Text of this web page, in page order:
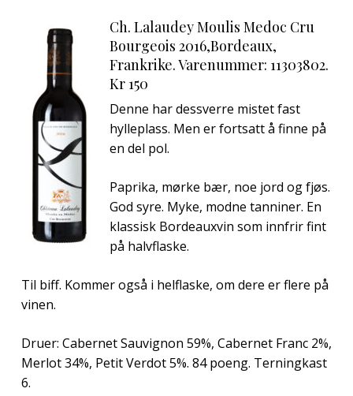
Ch. Lalaudey Moulis Medoc Cru
Bourgeois 2016,Bordeaux,
Frankrike. Varenummer: 11303802.
Kr 150
Denne har dessverre mistet fast
hylleplass. Men er fortsatt å finne på
en del pol.
Paprika, mørke bær, noe jord og fjøs.
God syre. Myke, modne tanniner. En
klassisk Bordeauxvin som innfrir fint
på halvflaske.
Til biff. Kommer også i helflaske, om dere er flere på
vinen.
Druer: Cabernet Sauvignon 59%, Cabernet Franc 2%,
Merlot 34%, Petit Verdot 5%. 84 poeng. Terningkast
6.